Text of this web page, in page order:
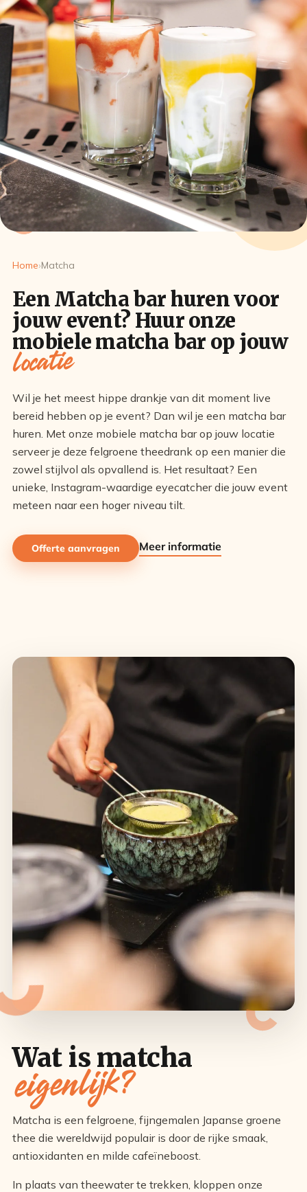
Home›Matcha
Een Matcha bar huren voor
jouw event? Huur onze
mobiele matcha bar op jouw
locatie
Wil je het meest hippe drankje van dit moment live
bereid hebben op je event? Dan wil je een matcha bar
huren. Met onze mobiele matcha bar op jouw locatie
serveer je deze felgroene theedrank op een manier die
zowel stijlvol als opvallend is. Het resultaat? Een
unieke, Instagram-waardige eyecatcher die jouw event
meteen naar een hoger niveau tilt.
Offerte aanvragen Meer informatie
Wat is matcha
eigenlijk?
Matcha is een felgroene, fijngemalen Japanse groene
thee die wereldwijd populair is door de rijke smaak,
antioxidanten en milde cafeïneboost.
In plaats van theewater te trekken, kloppen onze